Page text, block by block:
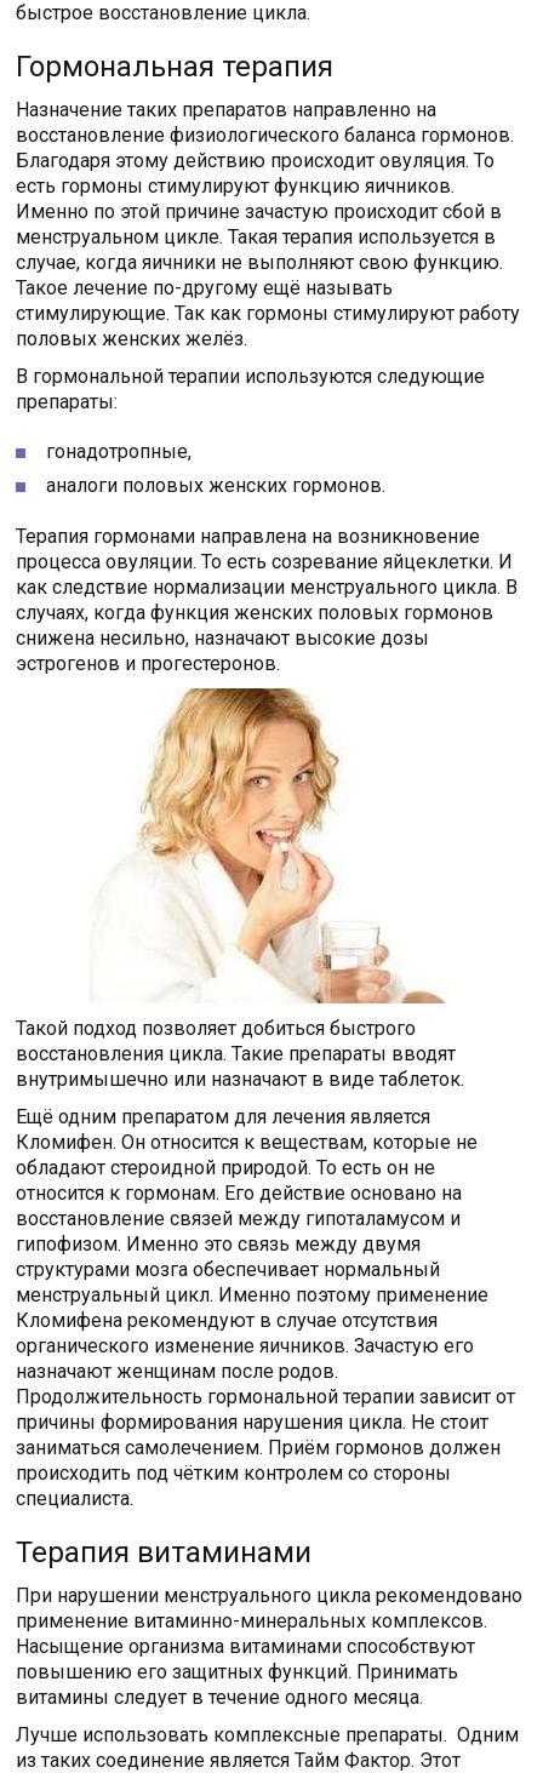
быстрое восстановление цикла.
Гормональная терапия
Назначение таких препаратов направленно на
восстановление физиологического баланса гормонов.
Благодаря этому действию происходит овуляция. То
есть гормоны стимулируют функцию яичников.
Именно по этой причине зачастую происходит сбой в
менструальном цикле. Такая терапия используется в
случае, когда яичники не выполняют свою функцию.
Такое лечение по-другому ещё называть
стимулирующие. Так как гормоны стимулируют работу
половых женских желёз.
В гормональной терапии используются следующие
препараты:
гонадотропные,
аналоги половых женских гормонов.
Терапия гормонами направлена на возникновение
процесса овуляции. То есть созревание яйцеклетки. И
как следствие нормализации менструального цикла. В
случаях, когда функция женских половых гормонов
снижена несильно, назначают высокие дозы
эстрогенов и прогестеронов.
Такой подход позволяет добиться быстрого
восстановления цикла. Такие препараты вводят
внутримышечно или назначают в виде таблеток.
Ещё одним препаратом для лечения является
Кломифен. Он относится к веществам, которые не
обладают стероидной природой. То есть он не
относится к гормонам. Его действие основано на
восстановление связей между гипоталамусом и
гипофизом. Именно это связь между двумя
структурами мозга обеспечивает нормальный
менструальный цикл. Именно поэтому применение
Кломифена рекомендуют в случае отсутствия
органического изменение яичников. Зачастую его
назначают женщинам после родов.
Продолжительность гормональной терапии зависит от
причины формирования нарушения цикла. Не стоит
заниматься самолечением. Приём гормонов должен
происходить под чётким контролем со стороны
специалиста.
Терапия витаминами
При нарушении менструального цикла рекомендовано
применение витаминно-минеральных комплексов.
Насыщение организма витаминами способствуют
повышению его защитных функций. Принимать
витамины следует в течение одного месяца.
Лучше использовать комплексные препараты. Одним
из таких соединение является Тайм Фактор. Этот